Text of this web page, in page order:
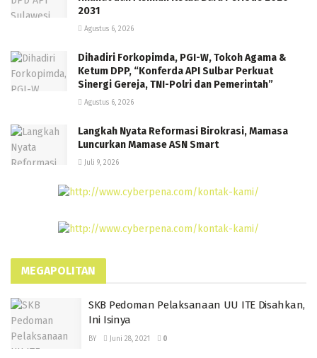
2031
Agustus 6, 2026
Dihadiri Forkopimda, PGI-W, Tokoh Agama &
Ketum DPP, “Konferda API Sulbar Perkuat
Sinergi Gereja, TNI-Polri dan Pemerintah”
Agustus 6, 2026
Langkah Nyata Reformasi Birokrasi, Mamasa
Luncurkan Mamase ASN Smart
Juli 9, 2026
MEGAPOLITAN
SKB Pedoman Pelaksanaan UU ITE Disahkan,
Ini Isinya
BY Juni 28, 2021 0